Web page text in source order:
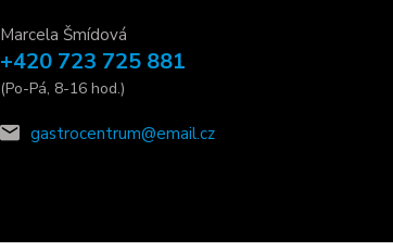
Marcela Šmídová
+420 723 725 881
(Po-Pá, 8-16 hod.)
gastrocentrum@email.cz